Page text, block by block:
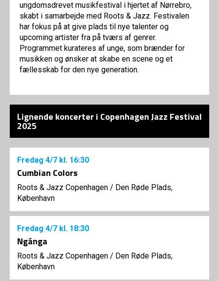
ungdomsdrevet musikfestival i hjertet af Nørrebro,
skabt i samarbejde med Roots & Jazz. Festivalen
har fokus på at give plads til nye talenter og
upcoming artister fra på tværs af genrer.
Programmet kurateres af unge, som brænder for
musikken og ønsker at skabe en scene og et
fællesskab for den nye generation.
Lignende koncerter i Copenhagen Jazz Festival
2025
Fredag 4/7 kl. 16:30
Cumbian Colors
Roots & Jazz Copenhagen / Den Røde Plads,
København
Fredag 4/7 kl. 18:30
Ngánga
Roots & Jazz Copenhagen / Den Røde Plads,
København